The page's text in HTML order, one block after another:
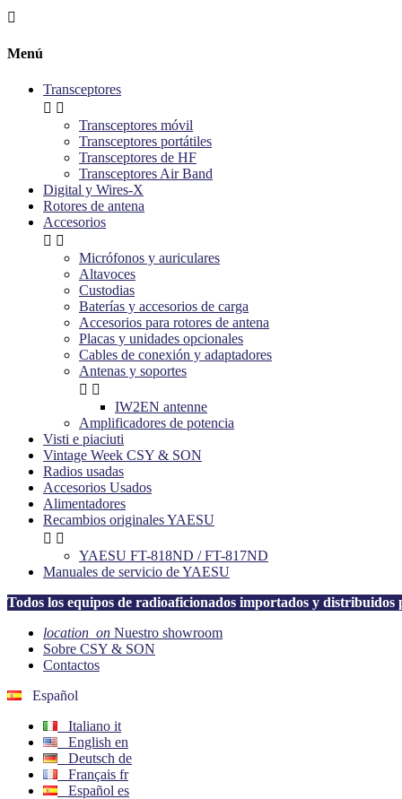

Menú
Transceptores
 
Transceptores móvil
Transceptores portátiles
Transceptores de HF
Transceptores Air Band
Digital y Wires-X
Rotores de antena
Accesorios
 
Micrófonos y auriculares
Altavoces
Custodias
Baterías y accesorios de carga
Accesorios para rotores de antena
Placas y unidades opcionales
Cables de conexión y adaptadores
Antenas y soportes
 
IW2EN antenne
Amplificadores de potencia
Visti e piaciuti
Vintage Week CSY & SON
Radios usadas
Accesorios Usados
Alimentadores
Recambios originales YAESU
 
YAESU FT-818ND / FT-817ND
Manuales de servicio de YAESU
Todos los equipos de radioaficionados importados y
location_on Nuestro showroom
Sobre CSY & SON
Contactos
Español
Italiano it
English en
Deutsch de
Français fr
Español es